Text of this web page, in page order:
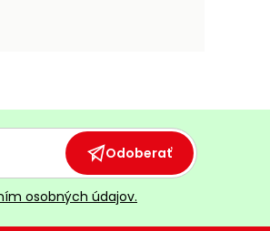
Odoberať
osobných údajov.